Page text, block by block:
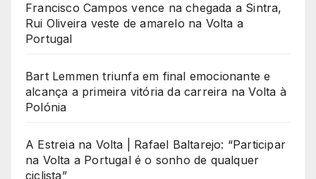
Francisco Campos vence na chegada a Sintra,
Rui Oliveira veste de amarelo na Volta a
Portugal
Bart Lemmen triunfa em final emocionante e
alcança a primeira vitória da carreira na Volta à
Polónia
A Estreia na Volta | Rafael Baltarejo: “Participar
na Volta a Portugal é o sonho de qualquer
ciclista”